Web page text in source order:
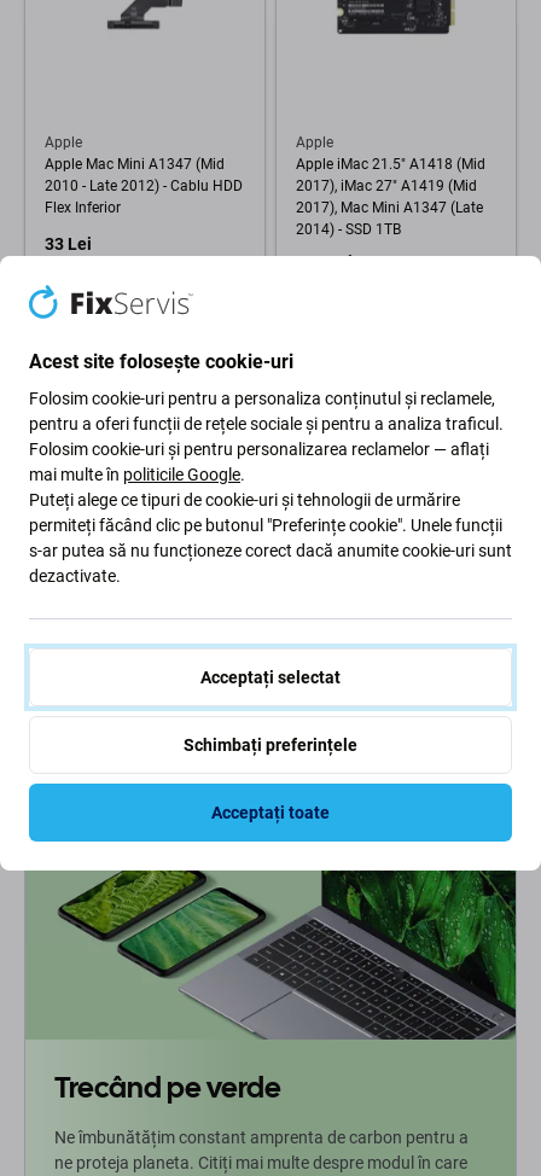
Apple
Apple Mac Mini A1347 (Mid
2010 - Late 2012) - Cablu HDD
Flex Inferior
33 Lei
(28.08.2026)
Apple
Apple iMac 21.5" A1418 (Mid
2017), iMac 27" A1419 (Mid
2017), Mac Mini A1347 (Late
2014) - SSD 1TB
826 Lei
Apple
Refurbished
COMANDĂ ÎN AȘTEPTARE
Trecând pe verde
Ne îmbunătățim constant amprenta de carbon pentru a
ne proteja planeta. Citiți mai multe despre modul în care
Acest site folosește cookie-uri
Folosim cookie-uri pentru a personaliza conținutul și reclamele,
pentru a oferi funcții de rețele sociale și pentru a analiza traficul.
Folosim cookie-uri și pentru personalizarea reclamelor — aflați
mai multe în politicile Google.
Puteți alege ce tipuri de cookie-uri și tehnologii de urmărire
permiteți făcând clic pe butonul "Preferințe cookie". Unele funcții
s-ar putea să nu funcționeze corect dacă anumite cookie-uri sunt
dezactivate.
Acceptați selectat
Schimbați preferințele
Acceptați toate